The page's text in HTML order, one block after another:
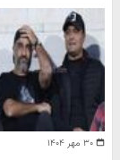
۳۰ مهر ۱۴۰۴